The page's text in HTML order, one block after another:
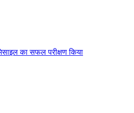
का सफल परीक्षण किया